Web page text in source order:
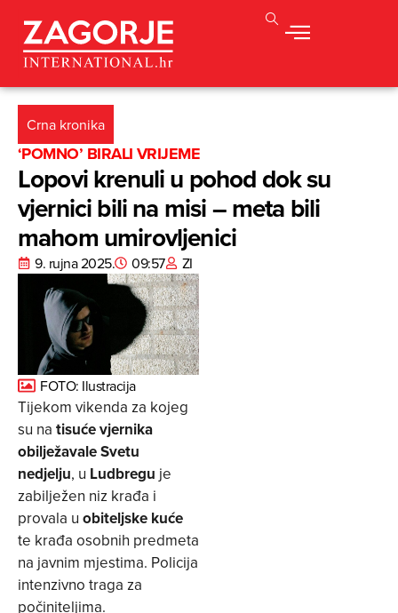
Crna kronika
‘POMNO’ BIRALI VRIJEME
Lopovi krenuli u pohod dok su
vjernici bili na misi – meta bili
mahom umirovljenici
9. rujna 2025. 09:57 ZI
FOTO: Ilustracija
Tijekom vikenda za kojeg
su na tisuće vjernika
obilježavale Svetu
nedjelju, u Ludbregu je
zabilježen niz krađa i
provala u obiteljske kuće
te krađa osobnih predmeta
na javnim mjestima. Policija
intenzivno traga za
počiniteljima.